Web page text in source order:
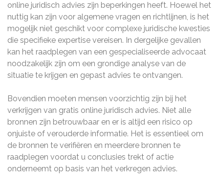
online juridisch advies zijn beperkingen heeft. Hoewel het
nuttig kan zijn voor algemene vragen en richtlijnen, is het
mogelijk niet geschikt voor complexe juridische kwesties
die specifieke expertise vereisen. In dergelijke gevallen
kan het raadplegen van een gespecialiseerde advocaat
noodzakelijk zijn om een grondige analyse van de
situatie te krijgen en gepast advies te ontvangen.
Bovendien moeten mensen voorzichtig zijn bij het
verkrijgen van gratis online juridisch advies. Niet alle
bronnen zijn betrouwbaar en er is altijd een risico op
onjuiste of verouderde informatie. Het is essentieel om
de bronnen te verifiëren en meerdere bronnen te
raadplegen voordat u conclusies trekt of actie
onderneemt op basis van het verkregen advies.